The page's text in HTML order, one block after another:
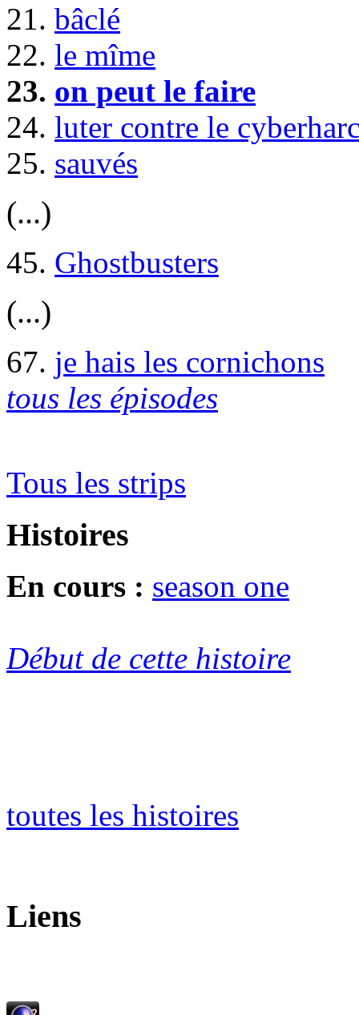
21. bâclé
22. le mîme
23. on peut le faire
24. luter contre le
25. sauvés
(...)
45. Ghostbusters
(...)
67. je hais les cornichons
tous les épisodes
Tous les strips
Histoires
En cours : season one
Début de cette histoire
toutes les histoires
Liens